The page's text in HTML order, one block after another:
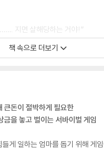
지면 살해당하는 거야!”
만, 다른 참가자들의 반응은 떨
다.
이야. 어른이라도 좀처럼 손에 넣
런 돈이 생기는 일은 웬만해서는
책 속으로 더보기
큰돈이 절박하게 필요한
금을 놓고 벌이는 서바이벌 게임
게 일하는 엄마를 돕기 위해 게